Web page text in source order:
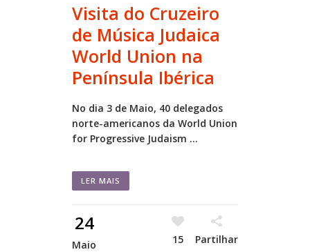
Visita do Cruzeiro
de Música Judaica
World Union na
Península Ibérica
No dia 3 de Maio, 40 delegados
norte-americanos da World Union
for Progressive Judaism ...
LER MAIS
24
Maio 15 Partilhar